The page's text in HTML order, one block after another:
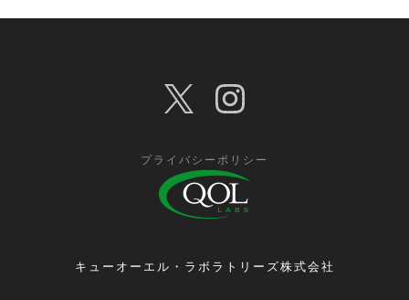
プライバシーポリシー
キューオーエル・ラボラトリーズ株式会社